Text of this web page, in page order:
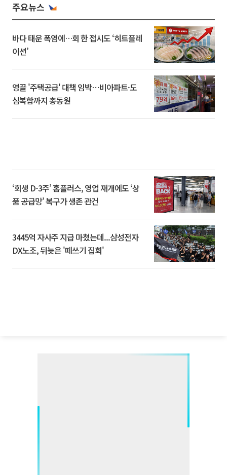
주요뉴스
바다 태운 폭염에…회 한 접시도 ‘히트플레
이션’
영끌 '주택공급' 대책 임박⋯비아파트·도
심복합까지 총동원
‘회생 D-3주’ 홈플러스, 영업 재개에도 ‘상
품 공급망’ 복구가 생존 관건
3445억 자사주 지급 마쳤는데...삼성전자
DX노조, 뒤늦은 '떼쓰기 집회'